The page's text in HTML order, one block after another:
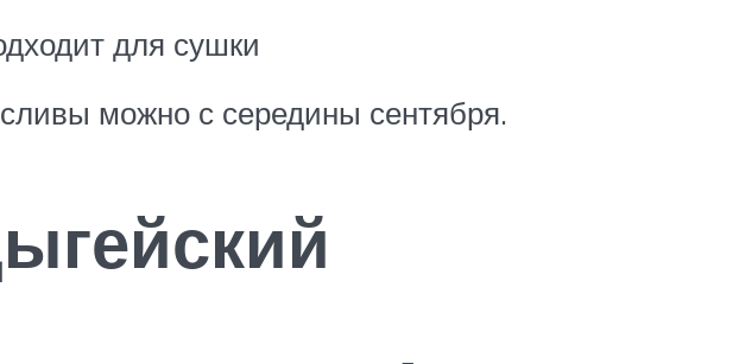
для сушки
можно с середины сентября.